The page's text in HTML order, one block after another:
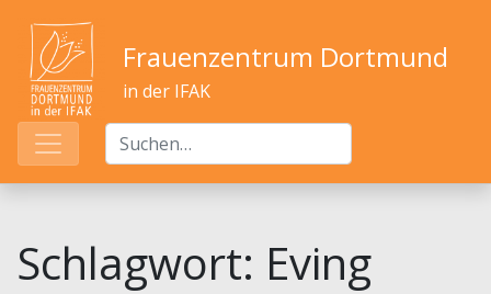
Frauenzentrum Dortmund
in der IFAK
Schlagwort: Eving